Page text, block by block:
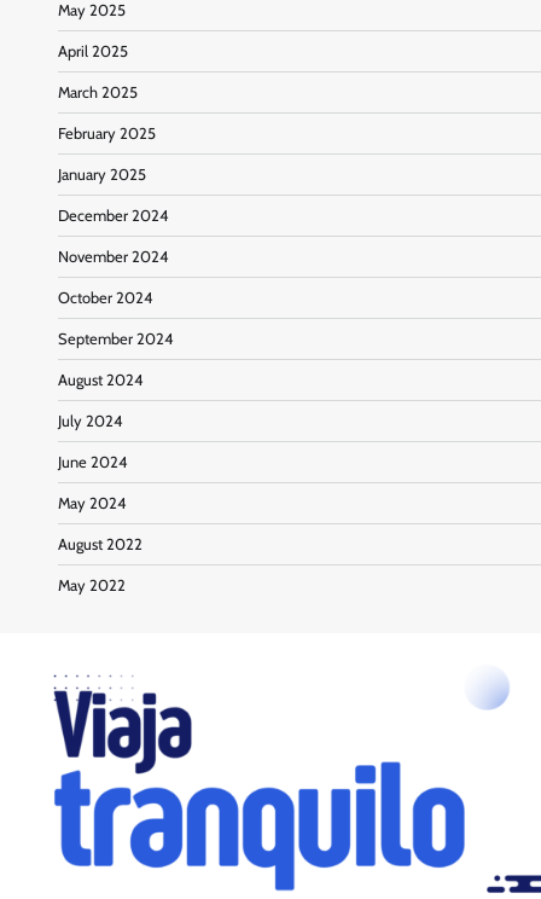
May 2025
April 2025
March 2025
February 2025
January 2025
December 2024
November 2024
October 2024
September 2024
August 2024
July 2024
June 2024
May 2024
August 2022
May 2022